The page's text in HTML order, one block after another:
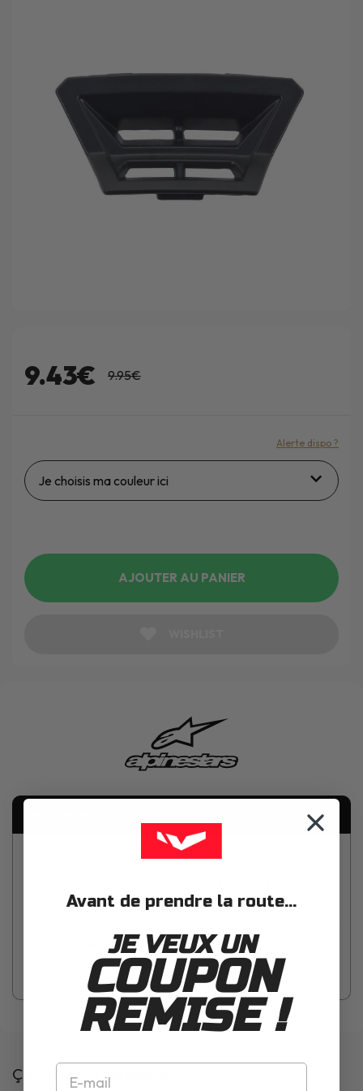
9.43€ 9.95€
Je choisis ma couleur ici
Alerte dispo ?
AJOUTER AU PANIER
casques cross Alpinestars S-M5
Ça pourrait t'intéresser
Avant de prendre la route...
JE VEUX UN
COUPON
REMISE !